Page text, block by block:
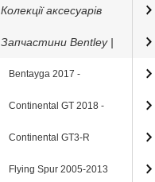
Колекції аксесуарів
Запчастини Bentley |
Bentayga 2017 -
Continental GT 2018 -
Continental GT3-R
Flying Spur 2005-2013